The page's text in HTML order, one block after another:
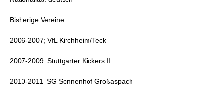
Bisherige Vereine:
2006-2007; VfL Kirchheim/Teck
2007-2009: Stuttgarter Kickers II
2010-2011: SG Sonnenhof Großaspach